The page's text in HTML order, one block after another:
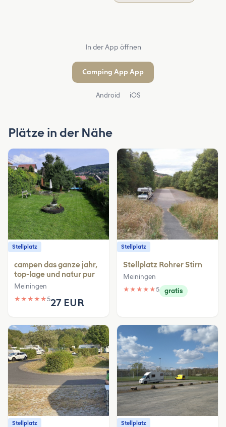
In der App öffnen
Camping App App
Android iOS
Plätze in der Nähe
Stellplatz
campen das ganze jahr,
top-lage und natur pur
Meiningen
★ ★ ★ ★ ★527 EUR
Stellplatz
Stellplatz Rohrer Stirn
Meiningen
★ ★ ★ ★ ★5 gratis
Stellplatz Stellplatz